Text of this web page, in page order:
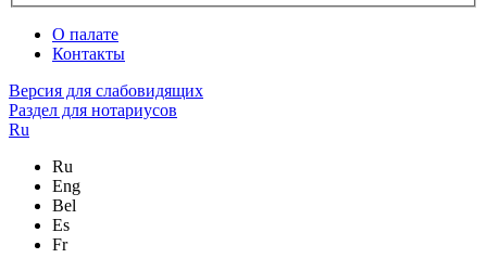
О палате
Контакты
Версия для слабовидящих
Раздел для нотариусов
Ru
Ru
Eng
Bel
Es
Fr